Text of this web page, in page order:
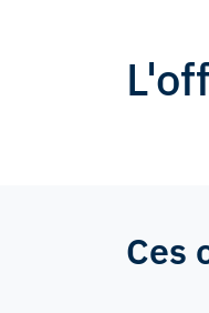
Ces